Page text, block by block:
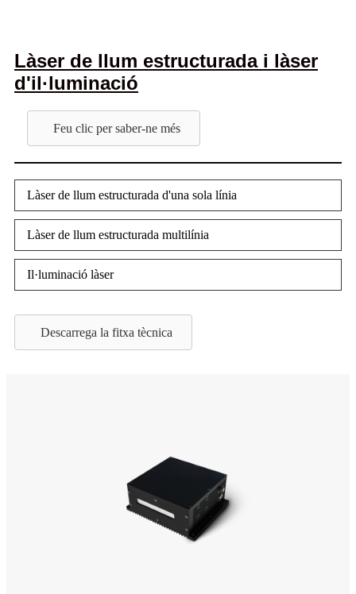
Làser de llum estructurada i làser
d'il·luminació
Feu clic per saber-ne més
Làser de llum estructurada d'una sola línia
Làser de llum estructurada multilínia
Il·luminació làser
Descarrega la fitxa tècnica